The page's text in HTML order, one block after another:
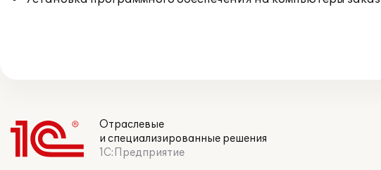
Отраслевые
и специализированные решения
1С:Предприятие